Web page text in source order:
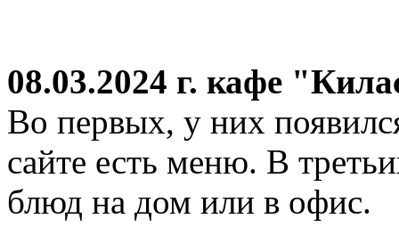
08.03.2024 г. кафе
Во первых, у них
сайте есть меню. В
блюд на дом или в офис.